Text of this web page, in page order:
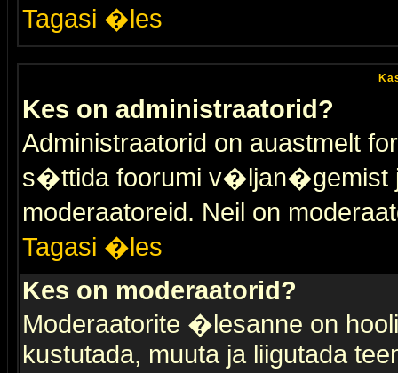
Tagasi �les
Kes on administraatorid?
Administraatorid on auastmelt
s�ttida foorumi v�ljan�gemist
moderaatoreid. Neil on
Tagasi �les
Kes on moderaatorid?
Moderaatorite �lesanne on
kustutada, muuta ja liigutada